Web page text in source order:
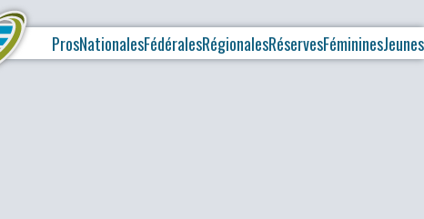
ProsNationalesFédéralesRégionalesRéservesFémininesJeunes